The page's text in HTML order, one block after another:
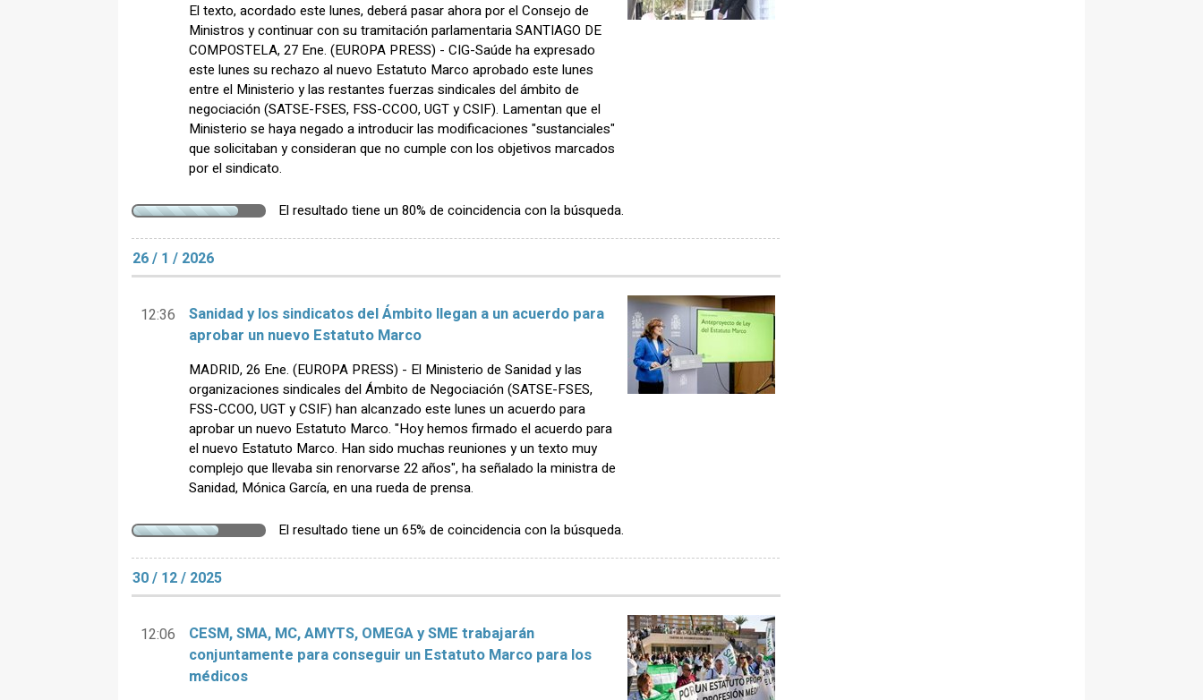
El texto, acordado este lunes, deberá pasar ahora por el Consejo de
Ministros y continuar con su tramitación parlamentaria SANTIAGO DE
COMPOSTELA, 27 Ene. (EUROPA PRESS) - CIG-Saúde ha expresado
este lunes su rechazo al nuevo Estatuto Marco aprobado este lunes
entre el Ministerio y las restantes fuerzas sindicales del ámbito de
negociación (SATSE-FSES, FSS-CCOO, UGT y CSIF). Lamentan que el
Ministerio se haya negado a introducir las modificaciones "sustanciales"
que solicitaban y consideran que no cumple con los objetivos marcados
por el sindicato.
El resultado tiene un 80% de coincidencia con la búsqueda.
26 / 1 / 2026
12:36
Sanidad y los sindicatos del Ámbito llegan a un acuerdo para
aprobar un nuevo Estatuto Marco
MADRID, 26 Ene. (EUROPA PRESS) - El Ministerio de Sanidad y las
organizaciones sindicales del Ámbito de Negociación (SATSE-FSES,
FSS-CCOO, UGT y CSIF) han alcanzado este lunes un acuerdo para
aprobar un nuevo Estatuto Marco. "Hoy hemos firmado el acuerdo para
el nuevo Estatuto Marco. Han sido muchas reuniones y un texto muy
complejo que llevaba sin renorvarse 22 años", ha señalado la ministra de
Sanidad, Mónica García, en una rueda de prensa.
El resultado tiene un 65% de coincidencia con la búsqueda.
30 / 12 / 2025
12:06
CESM, SMA, MC, AMYTS, OMEGA y SME trabajarán
conjuntamente para conseguir un Estatuto Marco para los
médicos